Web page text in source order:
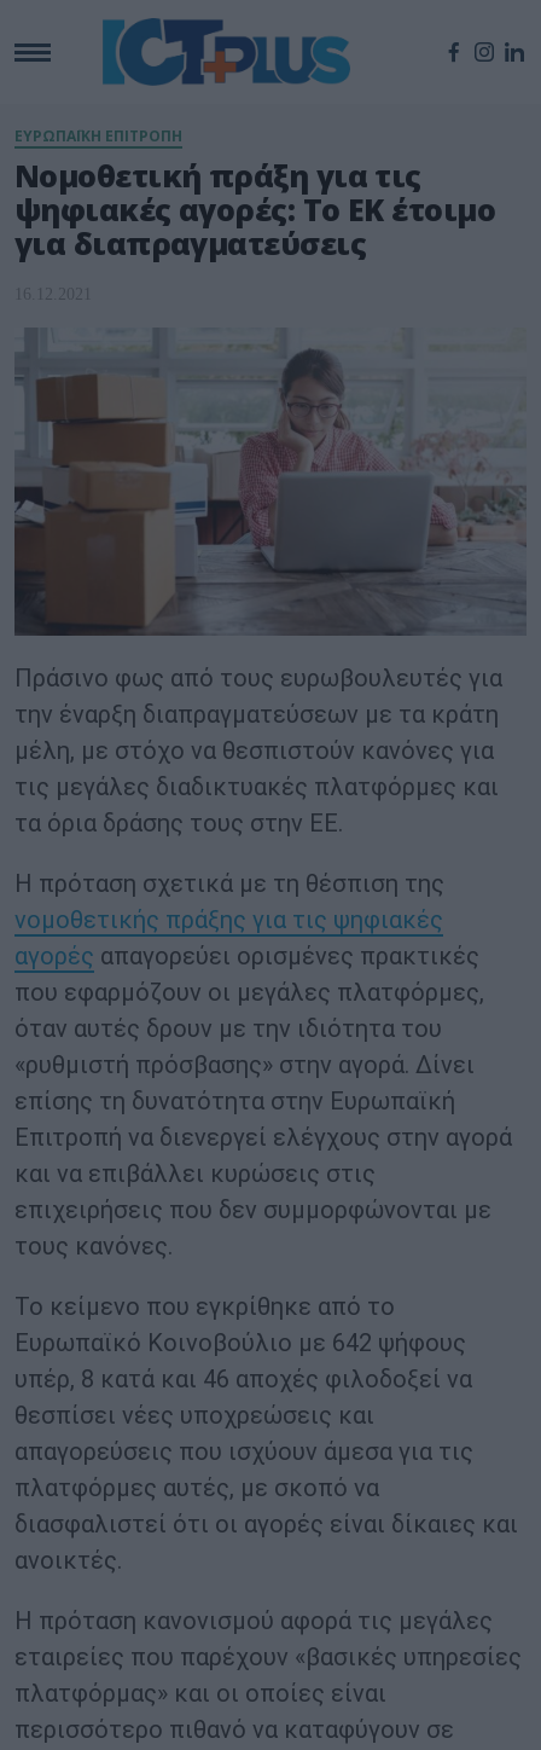
ΕΥΡΩΠΑΪΚΗ ΕΠΙΤΡΟΠΗ
Νομοθετική πράξη για τις
ψηφιακές αγορές: Το ΕΚ έτοιμο
για διαπραγματεύσεις
16.12.2021
Πράσινο φως από τους ευρωβουλευτές για
την έναρξη διαπραγματεύσεων με τα κράτη
μέλη, με στόχο να θεσπιστούν κανόνες για
τις μεγάλες διαδικτυακές πλατφόρμες και
τα όρια δράσης τους στην ΕΕ.
Η πρόταση σχετικά με τη θέσπιση της
νομοθετικής πράξης για τις ψηφιακές
αγορές απαγορεύει ορισμένες πρακτικές
που εφαρμόζουν οι μεγάλες πλατφόρμες,
όταν αυτές δρουν με την ιδιότητα του
«ρυθμιστή πρόσβασης» στην αγορά. Δίνει
επίσης τη δυνατότητα στην Ευρωπαϊκή
Επιτροπή να διενεργεί ελέγχους στην αγορά
και να επιβάλλει κυρώσεις στις
επιχειρήσεις που δεν συμμορφώνονται με
τους κανόνες.
Το κείμενο που εγκρίθηκε από το
Ευρωπαϊκό Κοινοβούλιο με 642 ψήφους
υπέρ, 8 κατά και 46 αποχές φιλοδοξεί να
θεσπίσει νέες υποχρεώσεις και
απαγορεύσεις που ισχύουν άμεσα για τις
πλατφόρμες αυτές, με σκοπό να
διασφαλιστεί ότι οι αγορές είναι δίκαιες και
ανοικτές.
Η πρόταση κανονισμού αφορά τις μεγάλες
εταιρείες που παρέχουν «βασικές υπηρεσίες
πλατφόρμας» και οι οποίες είναι
περισσότερο πιθανό να καταφύγουν σε